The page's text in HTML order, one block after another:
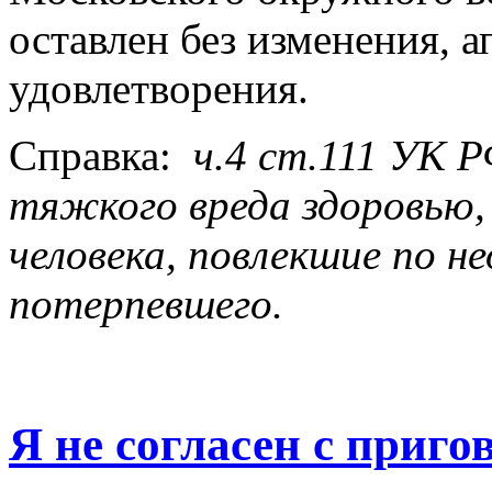
оставлен без изменения,
удовлетворения.
Справка: ч.4 ст.111 УК
тяжкого вреда
человека, повлекшие по
потерпевшего.
Я не согласен с